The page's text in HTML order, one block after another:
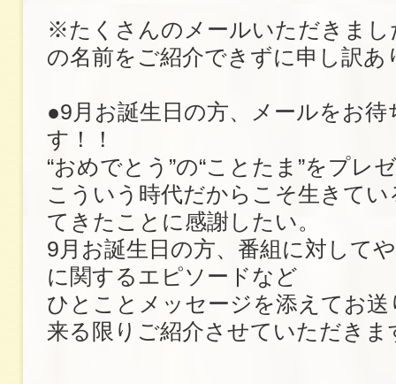
※たくさんのメールいただきまし
の名前をご紹介できずに申し訳あ
●9月お誕生日の方、メールをお
す！！
“おめでとう”の“ことたま”をプレ
こういう時代だからこそ生きて
てきたことに感謝したい。
9月お誕生日の方、番組に対して
に関するエピソードなど
ひとことメッセージを添えてお
来る限りご紹介させていただきま